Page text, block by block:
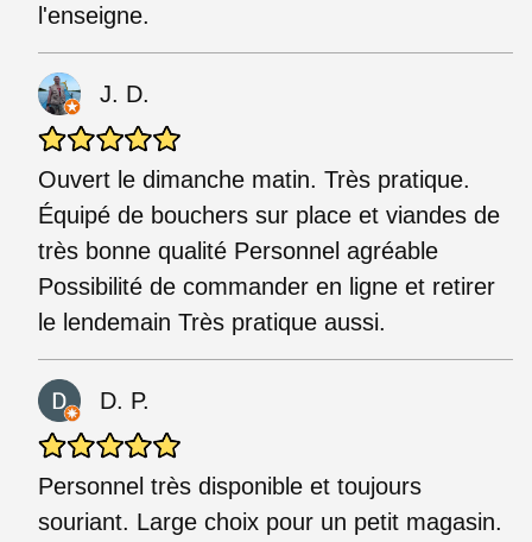
l'enseigne.
J. D.
Ouvert le dimanche matin. Très pratique.
Équipé de bouchers sur place et viandes de
très bonne qualité Personnel agréable
Possibilité de commander en ligne et retirer
le lendemain Très pratique aussi.
D. P.
Personnel très disponible et toujours
souriant. Large choix pour un petit magasin.